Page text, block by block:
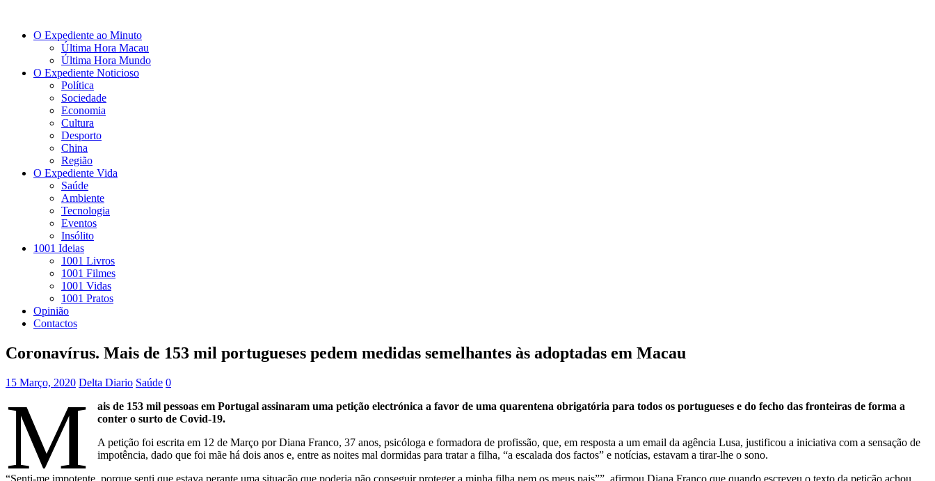
O Expediente ao Minuto
Última Hora Macau
Última Hora Mundo
O Expediente Noticioso
Política
Sociedade
Economia
Cultura
Desporto
China
Região
O Expediente Vida
Saúde
Ambiente
Tecnologia
Eventos
Insólito
1001 Ideias
1001 Livros
1001 Filmes
1001 Vidas
1001 Pratos
Opinião
Contactos
Coronavírus. Mais de 153 mil portugueses pedem medidas semelhantes às adoptadas em Macau
15 Março, 2020 Delta Diario Saúde 0
M
ais de 153 mil pessoas em Portugal assinaram uma petição electrónica a favor de uma quarentena obrigatória para todos os portugueses e do fecho das fronteiras de forma a
conter o surto de Covid-19.
A petição foi escrita em 12 de Março por Diana Franco, 37 anos, psicóloga e formadora de profissão, que, em resposta a um email da agência Lusa, justificou a iniciativa com a sensação de
impotência, dado que foi mãe há dois anos e, entre as noites mal dormidas para tratar a filha, “a escalada dos factos” e notícias, estavam a tirar-lhe o sono.
“Senti-me impotente, porque senti que estava perante uma situação que poderia não conseguir proteger a minha filha nem os meus pais””, afirmou Diana Franco que quando escreveu o texto da petição achou